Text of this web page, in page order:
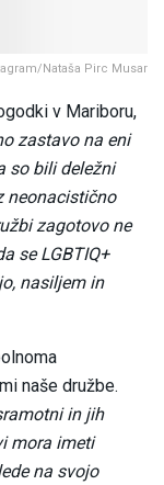
Nataša Pirc Musar
v Mariboru,
zastavo na eni
so bili deležni
neonacistično
zagotovo ne
se LGBTIQ+
nasiljem in
naše družbe.
in jih
mora imeti
na svojo